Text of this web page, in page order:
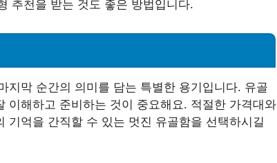
추천을 받는 것도 좋은 방법입니다.
지막 순간의 의미를 담는 특별한 용기입니다. 유골
이해하고 준비하는 것이 중요해요. 적절한 가격대와
기억을 간직할 수 있는 멋진 유골함을 선택하시길